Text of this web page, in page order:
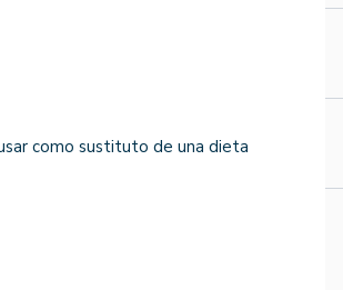
como sustituto de una dieta